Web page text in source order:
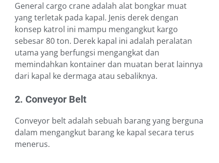
General cargo crane adalah alat bongkar muat
yang terletak pada kapal. Jenis derek dengan
konsep katrol ini mampu mengangkut kargo
sebesar 80 ton. Derek kapal ini adalah peralatan
utama yang berfungsi mengangkat dan
memindahkan kontainer dan muatan berat lainnya
dari kapal ke dermaga atau sebaliknya.
2. Conveyor Belt
Conveyor belt adalah sebuah barang yang berguna
dalam mengangkut barang ke kapal secara terus
menerus.